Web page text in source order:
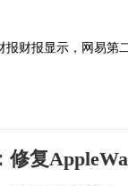
财报显示，网易第
修复